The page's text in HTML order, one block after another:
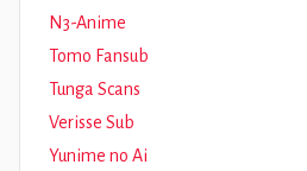
N3-Anime
Tomo Fansub
Tunga Scans
Verisse Sub
Yunime no Ai